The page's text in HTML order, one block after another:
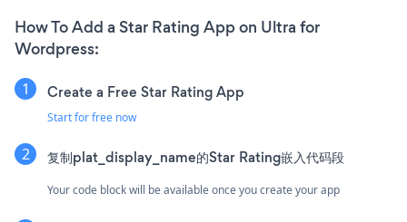
How To Add a Star Rating App on Ultra for
Wordpress:
Create a Free Star Rating App
Start for free now
复制plat_display_name的Star Rating嵌入代码段
Your code block will be available once you create your app